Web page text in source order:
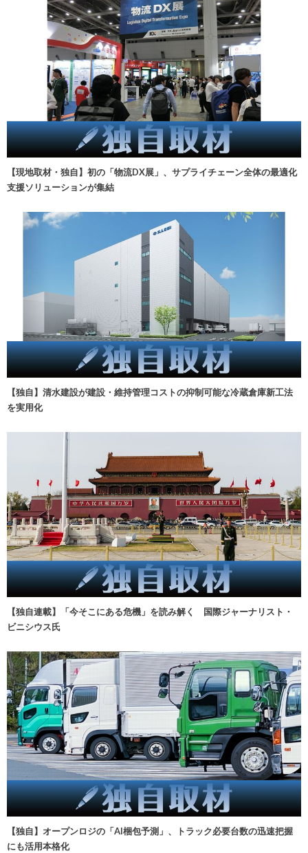
【現地取材・独自】初の「物流DX展」、サプライチェーン全体の最適化
支援ソリューションが集結
【独自】清水建設が建設・維持管理コストの抑制可能な冷蔵倉庫新工法
を実用化
【独自連載】「今そこにある危機」を読み解く 国際ジャーナリスト・
ビニシウス氏
【独自】オープンロジの「AI梱包予測」、トラック必要台数の迅速把握
にも活用本格化